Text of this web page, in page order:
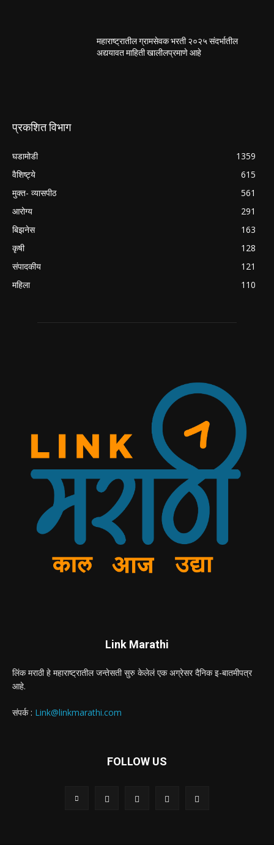
महाराष्ट्रातील ग्रामसेवक भरती २०२५ संदर्भातील
अद्ययावत माहिती खालीलप्रमाणे आहे
प्रकशित विभाग
घडामोडी
1359
वैशिष्ट्ये
615
मुक्त- व्यासपीठ
561
आरोग्य
291
बिझनेस
163
कृषी
128
संपादकीय
121
महिला
110
Link Marathi
लिंक मराठी हे महाराष्ट्रातील जन्तेसती सुरु केलेलं एक अग्रेसर दैनिक इ-बातमीपत्र
आहे.
संपर्क : Link@linkmarathi.com
FOLLOW US